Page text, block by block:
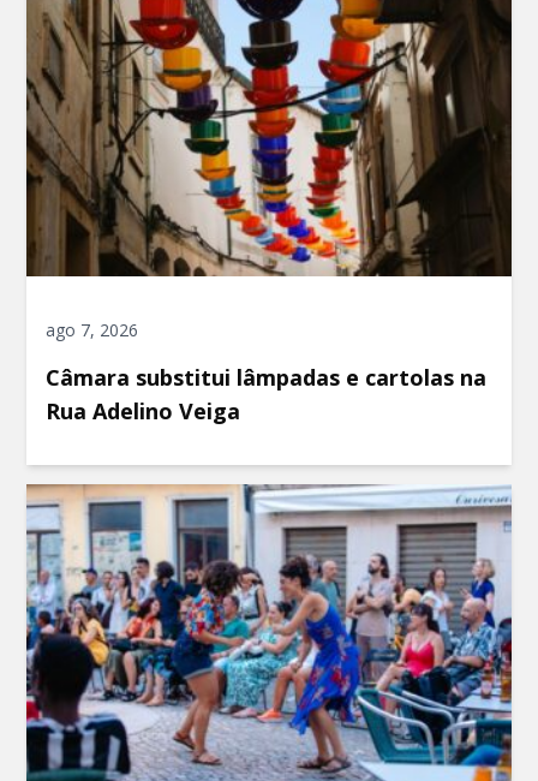
ago 7, 2026
Câmara substitui lâmpadas e cartolas na
Rua Adelino Veiga